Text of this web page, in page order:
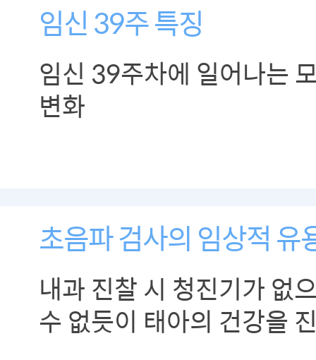
임신 39주 특징
임신 39주차에 일어나는
변화
초음파 검사의 임상적 유
내과 진찰 시 청진기가 없
수 없듯이 태아의 건강을